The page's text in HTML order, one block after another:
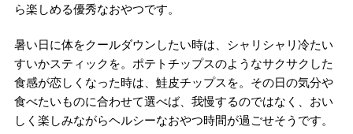
ら楽しめる優秀なおやつです。
暑い日に体をクールダウンしたい時は、シャリシャリ冷たい
すいかスティックを。ポテトチップスのようなサクサクした
食感が恋しくなった時は、鮭皮チップスを。その日の気分や
食べたいものに合わせて選べば、我慢するのではなく、おい
しく楽しみながらヘルシーなおやつ時間が過ごせそうです。